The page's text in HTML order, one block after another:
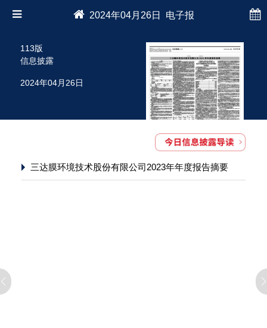
2024年04月26日 电子报
113版
信息披露
2024年04月26日
三达膜环境技术股份有限公司2023年年度报告摘要